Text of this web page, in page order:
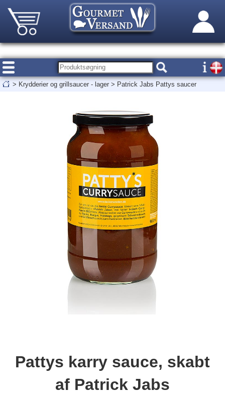
> Krydderier og grillsaucer - lager > Patrick Jabs Pattys saucer
Pattys karry sauce, skabt
af Patrick Jabs